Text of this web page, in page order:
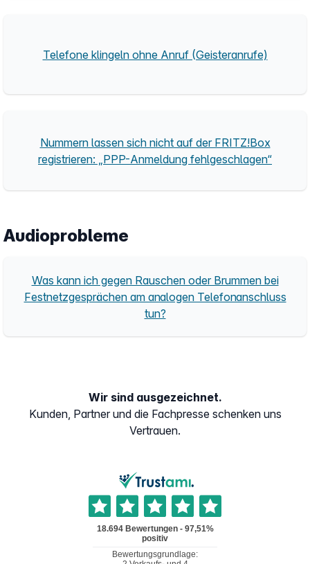
Telefone klingeln ohne Anruf (Geisteranrufe)
Nummern lassen sich nicht auf der FRITZ!Box
registrieren: „PPP-Anmeldung fehlgeschlagen“
Audioprobleme
Was kann ich gegen Rauschen oder Brummen bei
Festnetzgesprächen am analogen Telefonanschluss
tun?
Wir sind ausgezeichnet.
Kunden, Partner und die Fachpresse schenken uns
Vertrauen.